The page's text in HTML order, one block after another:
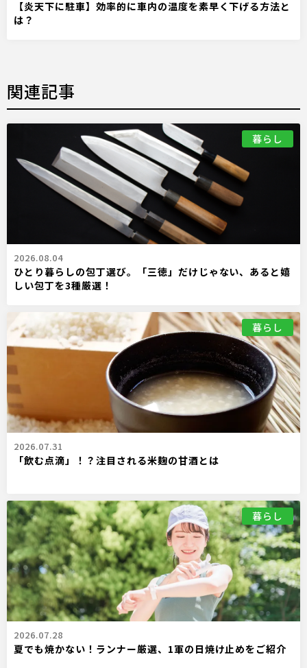
【炎天下に駐車】効率的に車内の温度を素早く下げる方法と
は？
関連記事
暮らし
2026.08.04
ひとり暮らしの包丁選び。「三徳」だけじゃない、あると嬉
しい包丁を3種厳選！
暮らし
2026.07.31
「飲む点滴」！？注目される米麹の甘酒とは
暮らし
2026.07.28
夏でも焼かない！ランナー厳選、1軍の日焼け止めをご紹介